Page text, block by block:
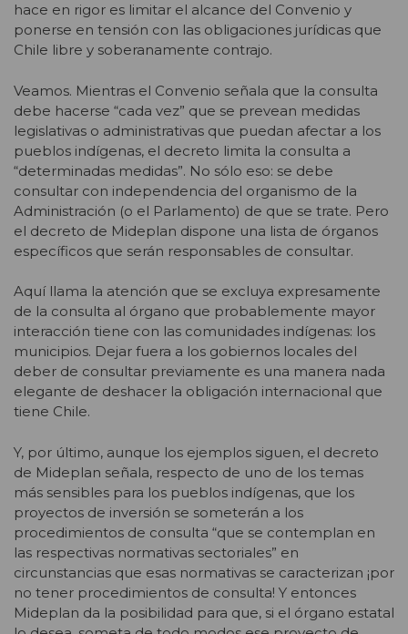
hace en rigor es limitar el alcance del Convenio y
ponerse en tensión con las obligaciones jurídicas que
Chile libre y soberanamente contrajo.
Veamos. Mientras el Convenio señala que la consulta
debe hacerse “cada vez” que se prevean medidas
legislativas o administrativas que puedan afectar a los
pueblos indígenas, el decreto limita la consulta a
“determinadas medidas”. No sólo eso: se debe
consultar con independencia del organismo de la
Administración (o el Parlamento) de que se trate. Pero
el decreto de Mideplan dispone una lista de órganos
específicos que serán responsables de consultar.
Aquí llama la atención que se excluya expresamente
de la consulta al órgano que probablemente mayor
interacción tiene con las comunidades indígenas: los
municipios. Dejar fuera a los gobiernos locales del
deber de consultar previamente es una manera nada
elegante de deshacer la obligación internacional que
tiene Chile.
Y, por último, aunque los ejemplos siguen, el decreto
de Mideplan señala, respecto de uno de los temas
más sensibles para los pueblos indígenas, que los
proyectos de inversión se someterán a los
procedimientos de consulta “que se contemplan en
las respectivas normativas sectoriales” en
circunstancias que esas normativas se caracterizan ¡por
no tener procedimientos de consulta! Y entonces
Mideplan da la posibilidad para que, si el órgano estatal